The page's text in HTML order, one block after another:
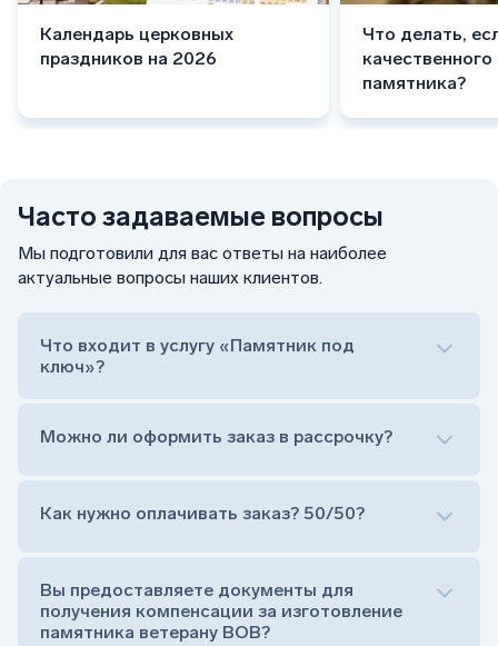
Календарь церковных
праздников на 2026
Что делать,
памятника?
Часто задаваемые вопросы
Мы подготовили для вас ответы на наиболее
актуальные вопросы наших клиентов.
Что входит в услугу «Памятник под
ключ»?
Сам комплект памятника:
Тумба (постамент, на который при помощи
штыря устанавливается стела)
Можно ли оформить заказ в рассрочку?
Как нужно оплачивать заказ? 50/50?
Вы предоставляете документы для
получения компенсации за изготовление
памятника ветерану ВОВ?